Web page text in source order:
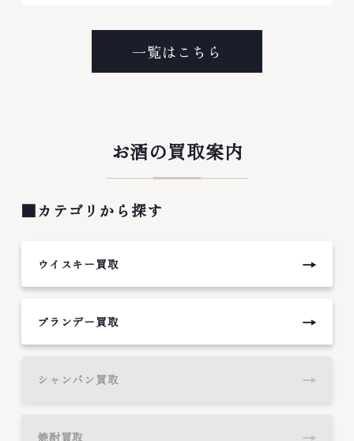
一覧はこちら
お酒の買取案内
■カテゴリから探す
ウイスキー買取 →
ブランデー買取 →
シャンパン買取 →
焼酎買取